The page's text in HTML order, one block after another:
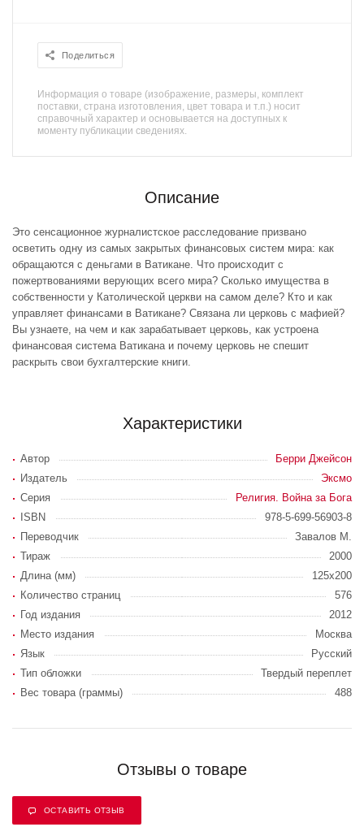
Поделиться
Информация о товаре (изображение, размеры, комплект
поставки, страна изготовления, цвет товара и т.п.) носит
справочный характер и основывается на доступных к
моменту публикации сведениях.
Описание
Это сенсационное журналистское расследование призвано
осветить одну из самых закрытых финансовых систем мира: как
обращаются с деньгами в Ватикане. Что происходит с
пожертвованиями верующих всего мира? Сколько имущества в
собственности у Католической церкви на самом деле? Кто и как
управляет финансами в Ватикане? Cвязана ли церковь с мафией?
Вы узнаете, на чем и как зарабатывает церковь, как устроена
финансовая система Ватикана и почему церковь не спешит
раскрыть свои бухгалтерские книги.
Характеристики
Автор
Берри Джейсон
Издатель
Эксмо
Серия
Религия. Война за Бога
ISBN
978-5-699-56903-8
Переводчик
Завалов М.
Тираж
2000
Длина (мм)
125х200
Количество страниц
576
Год издания
2012
Место издания
Москва
Язык
Русский
Тип обложки
Твердый переплет
Вес товара (граммы)
488
Отзывы о товаре
ОСТАВИТЬ ОТЗЫВ